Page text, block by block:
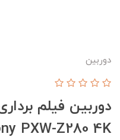
دوربین
دوربین فیلم
PXW-Z280 4K